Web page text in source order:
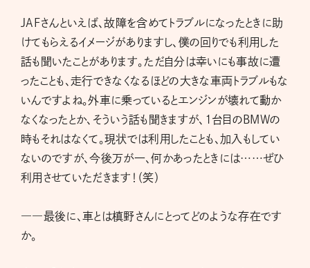
JAFさんといえば、故障を含めてトラブルになったときに助
けてもらえるイメージがありますし、僕の回りでも利用した
話も聞いたことがあります。ただ自分は幸いにも事故に遭
ったことも、走行できなくなるほどの大きな車両トラブルもな
いんですよね。外車に乗っているとエンジンが壊れて動か
なくなったとか、そういう話も聞きますが、1台目のBMWの
時もそれはなくて。現状では利用したことも、加入もしてい
ないのですが、今後万が一、何かあったときには……ぜひ
利用させていただきます！（笑）
――最後に、車とは槙野さんにとってどのような存在です
か。